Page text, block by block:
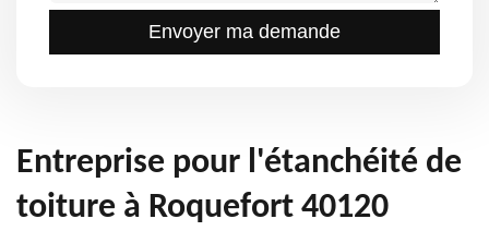
Entreprise pour l'étanchéité de
toiture à Roquefort 40120